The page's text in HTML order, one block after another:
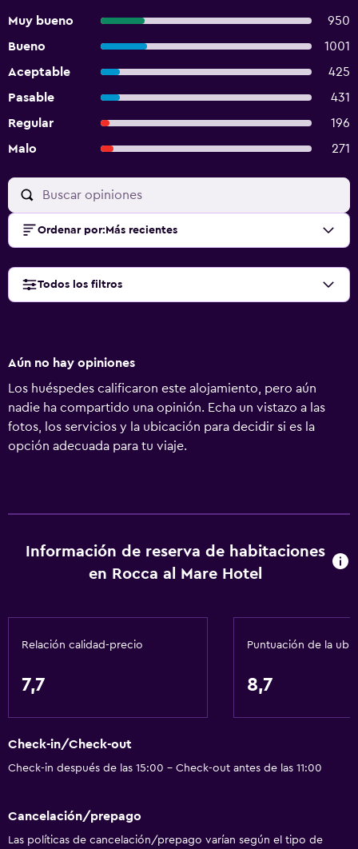
Muy bueno
950
Bueno
1001
Aceptable
425
Pasable
431
Regular
196
Malo
271
Ordenar por: Más recientes
Todos los filtros
Aún no hay opiniones
Los huéspedes calificaron este alojamiento, pero aún
nadie ha compartido una opinión. Echa un vistazo a las
fotos, los servicios y la ubicación para decidir si es la
opción adecuada para tu viaje.
Información de reserva de habitaciones
en Rocca al Mare Hotel
Relación calidad-precio
7,7
Puntuación de la
8,7
Check-in/Check-out
Check-in después de las 15:00 - Check-out antes de las 11:00
Cancelación/prepago
Las políticas de cancelación/prepago varían según el tipo de